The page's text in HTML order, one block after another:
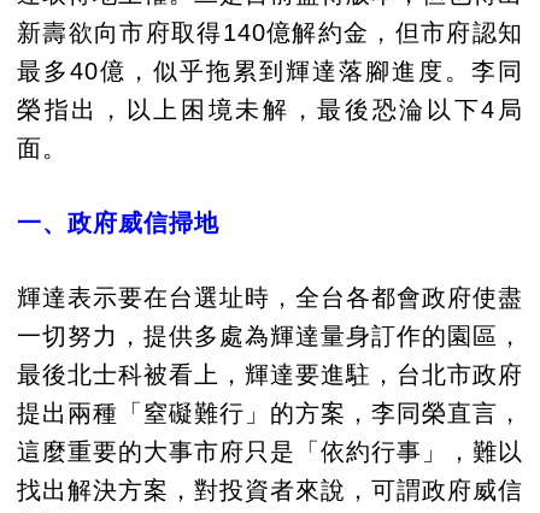
新壽欲向市府取得140億解約金，但市府認知
最多40億，似乎拖累到輝達落腳進度。李同
榮指出，以上困境未解，最後恐淪以下4局
面。
一、政府威信掃地
輝達表示要在台選址時，全台各都會政府使盡
一切努力，提供多處為輝達量身訂作的園區，
最後北士科被看上，輝達要進駐，台北市政府
提出兩種「窒礙難行」的方案，李同榮直言，
這麼重要的大事市府只是「依約行事」，難以
找出解決方案，對投資者來說，可謂政府威信